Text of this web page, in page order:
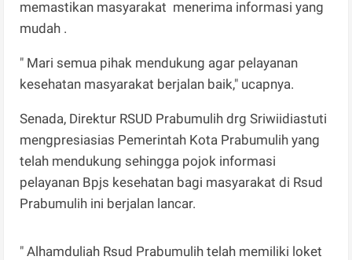
memastikan masyarakat menerima informasi yang
mudah .
" Mari semua pihak mendukung agar pelayanan
kesehatan masyarakat berjalan baik," ucapnya.
Senada, Direktur RSUD Prabumulih drg Sriwiidiastuti
mengpresiasias Pemerintah Kota Prabumulih yang
telah mendukung sehingga pojok informasi
pelayanan Bpjs kesehatan bagi masyarakat di Rsud
Prabumulih ini berjalan lancar.
" Alhamduliah Rsud Prabumulih telah memiliki loket